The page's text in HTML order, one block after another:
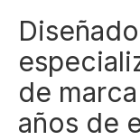
de
años de